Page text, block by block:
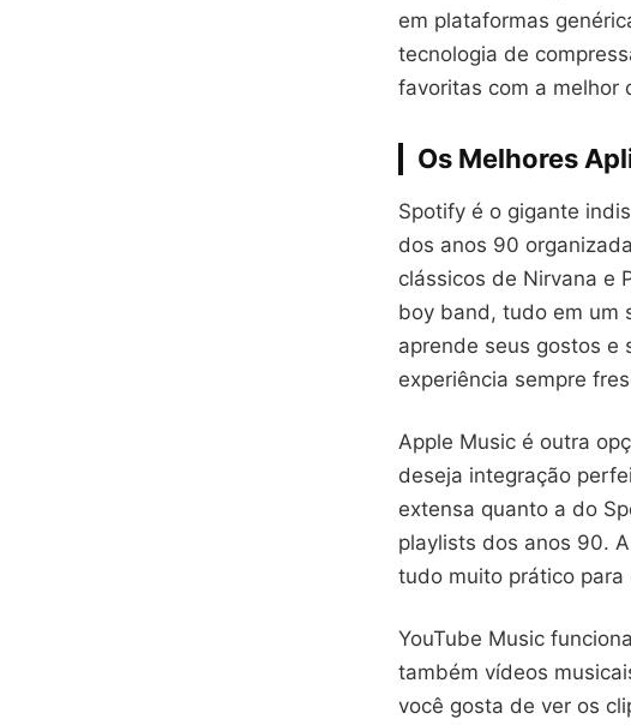
em plataformas
tecnologia de
favoritas com a melhor
Os Melhores
Spotify é o gigante
dos anos 90
clássicos de Nirvana e
boy band, tudo em um
aprende seus gostos e
experiência sempre
Apple Music é outra
deseja integração
extensa quanto a do
playlists dos anos 90.
tudo muito prático para
YouTube Music
também vídeos
você gosta de ver os